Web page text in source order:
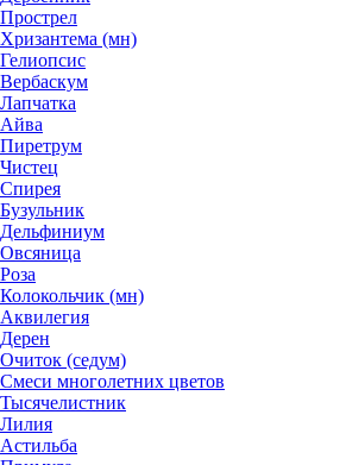
Прострел
Хризантема (мн)
Гелиопсис
Вербаскум
Лапчатка
Айва
Пиретрум
Чистец
Спирея
Бузульник
Дельфиниум
Овсяница
Роза
Колокольчик (мн)
Аквилегия
Дерен
Очиток (седум)
Смеси многолетних цветов
Тысячелистник
Лилия
Астильба